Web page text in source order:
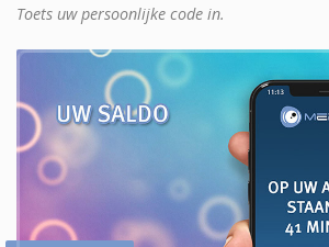
Toets uw persoonlijke code in.